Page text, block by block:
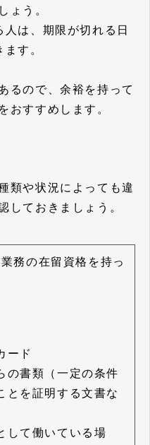
ょう。
は、期限が切れる日
す。
るので、余裕を持って
おすすめします。
類や状況によっても違
しておきましょう。
務の在留資格を持っ
ード
の書類（一定の条件
とを証明する文書な
して働いている場